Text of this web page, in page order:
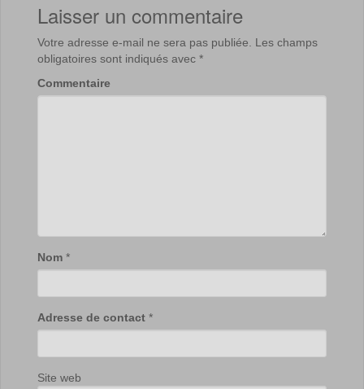
Laisser un commentaire
Votre adresse e-mail ne sera pas publiée.
Les champs
obligatoires sont indiqués avec *
Commentaire
Nom *
Adresse de contact *
Site web